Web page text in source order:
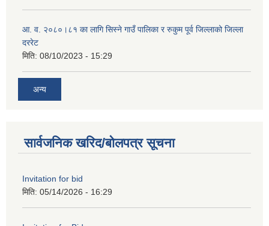
आ. व. २०८०।८१ का लागि सिस्ने गाउँ पालिका र रुकुम पूर्व जिल्लाको जिल्ला
दररेट
मिति: 08/10/2023 - 15:29
अन्य
सार्वजनिक खरिद/बोलपत्र सूचना
Invitation for bid
मिति: 05/14/2026 - 16:29